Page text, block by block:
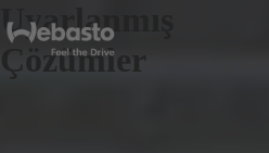
Uyarlanmış
Çözümler